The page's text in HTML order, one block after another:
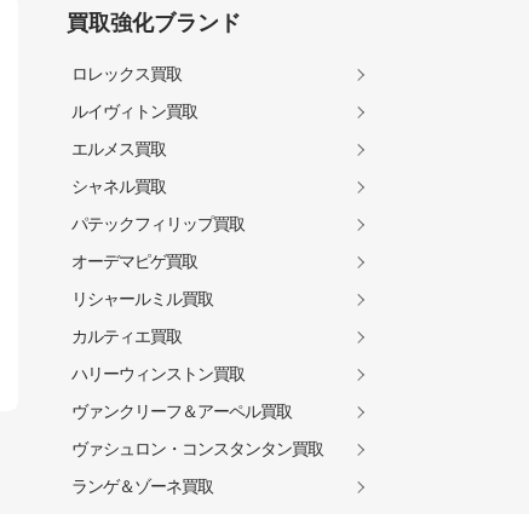
買取強化ブランド
ロレックス買取
ルイヴィトン買取
エルメス買取
シャネル買取
パテックフィリップ買取
オーデマピゲ買取
リシャールミル買取
カルティエ買取
ハリーウィンストン買取
ヴァンクリーフ＆アーペル買取
ヴァシュロン・コンスタンタン買取
ランゲ＆ゾーネ買取